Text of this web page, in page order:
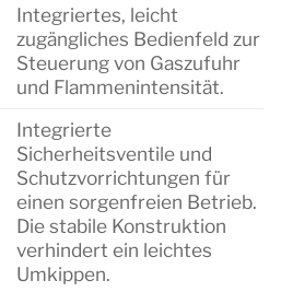
Integriertes, leicht
zugängliches Bedienfeld zur
Steuerung von Gaszufuhr
und Flammenintensität.
Integrierte
Sicherheitsventile und
Schutzvorrichtungen für
einen sorgenfreien Betrieb.
Die stabile Konstruktion
verhindert ein leichtes
Umkippen.